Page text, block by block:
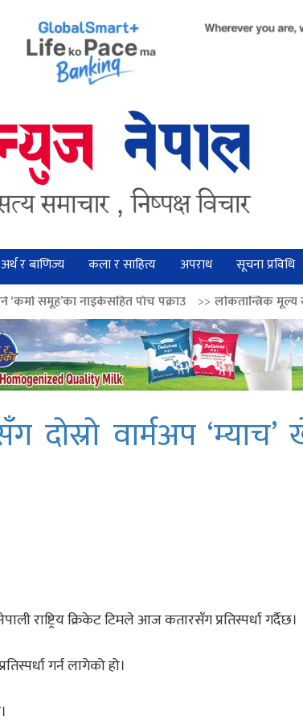
अर्थ र बाणिज्य कला र साहित्य अपराध सूचना प्रविधि
पाँच पक्राउ >>लोकतान्त्रिक मूल्य सुदृढ बनाउन अग्रज
दाेस्राे वार्मअप
राष्ट्रिय क्रिकेट टिमले आज कतारसँग प्रतिस्पर्धा गर्दैछ।
गर्न लागेको हो।